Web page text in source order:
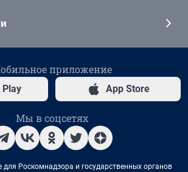
приложение
Play App Store
Мы в соцсетях
для Роскомнадзора и государственных органов